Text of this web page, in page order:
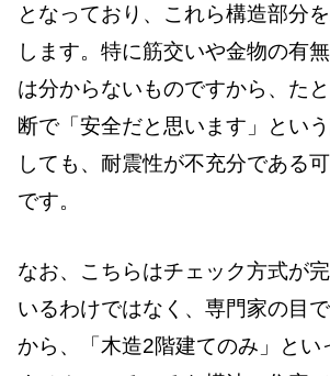
となっており、これら構造部分
します。特に筋交いや金物の有
は分からないものですから、た
断で「安全だと思います」とい
しても、耐震性が不充分である
です。
なお、こちらはチェック方式が
いるわけではなく、専門家の目
から、「木造2階建てのみ」とい